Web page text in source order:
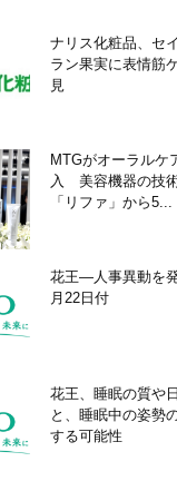
ナリス化粧品、セ
ラン果実に表情筋
見
MTGがオーラルケ
入 美容機器の技
「リファ」から5...
花王―人事異動を
月22日付
花王、睡眠の質や
と、睡眠中の姿勢
する可能性